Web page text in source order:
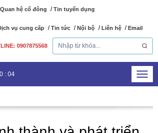
Quan hệ cổ đông Tin tuyển dụng
vụ cung cấp Tin tức Nội bộ Liên hệ Email
0907875568
: 04